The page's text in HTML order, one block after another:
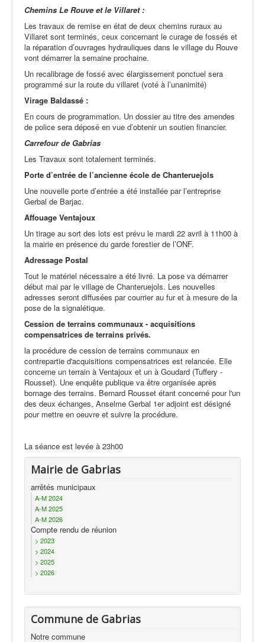
Chemins Le Rouve et le Villaret :
Les travaux de remise en état de deux chemins ruraux au
Villaret sont terminés, ceux concernant le curage de fossés et
la réparation d’ouvrages hydrauliques dans le village du Rouve
vont démarrer la semaine prochaine.
Un recalibrage de fossé avec élargissement ponctuel sera
programmé sur la route du villaret (voté à l’unanimité)
Virage Baldassé :
En cours de programmation. Un dossier au titre des amendes
de police sera déposé en vue d’obtenir un soutien financier.
Carrefour de Gabrias
Les Travaux sont totalement terminés.
Porte d’entrée de l’ancienne école de Chanteruejols
Une nouvelle porte d’entrée a été installée par l’entreprise
Gerbal de Barjac.
Affouage Ventajoux
Un tirage au sort des lots est prévu le mardi 22 avril à 11h00 à
la mairie en présence du garde forestier de l’ONF.
Adressage Postal
Tout le matériel nécessaire a été livré. La pose va démarrer
début mai par le village de Chanteruejols. Les nouvelles
adresses seront diffusées par courrier au fur et à mesure de la
pose de la signalétique.
Cession de terrains communaux - acquisitions
compensatrices de terrains privés.
la procédure de cession de terrains communaux en
contrepartie d'acquisitions compensatrices est relancée. Elle
concerne un terrain à Ventajoux et un à Goudard (Tuffery -
Rousset). Une enquête publique va être organisée après
bornage des terrains. Bernard Rousset étant concerné pour l'un
des deux échanges, Anselme Gerbal 1er adjoint est désigné
pour mettre en oeuvre et suivre la procédure.
La séance est levée à 23h00
Mairie de Gabrias
arrêtés municipaux
A-M 2024
A-M 2025
A-M 2026
Compte rendu de réunion
> 2023
> 2024
> 2025
> 2026
Commune de Gabrias
Notre commune